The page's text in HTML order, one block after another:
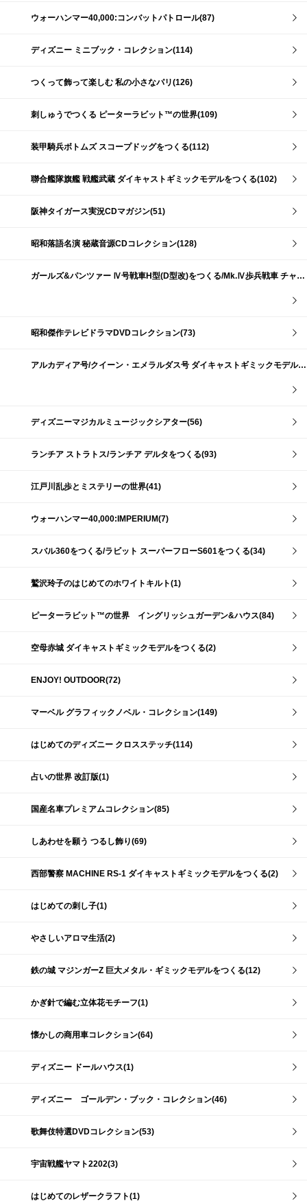
ウォーハンマー40,000:コンバットパトロール(87)
ディズニー ミニブック・コレクション(114)
つくって飾って楽しむ 私の小さなパリ(126)
刺しゅうでつくる ピーターラビット™の世界(109)
装甲騎兵ボトムズ スコープドッグをつくる(112)
聯合艦隊旗艦 戦艦武蔵 ダイキャストギミックモデルをつくる(102)
阪神タイガース実況CDマガジン(51)
昭和落語名演 秘蔵音源CDコレクション(128)
ガールズ&パンツァー Ⅳ号戦車H型(D型改)をつくる/Mk.Ⅳ歩兵戦車 チャーチルMk.Ⅶをつくる(191)
昭和傑作テレビドラマDVDコレクション(73)
アルカディア号/クイーン・エメラルダス号 ダイキャストギミックモデルをつくる(159)
ディズニーマジカルミュージックシアター(56)
ランチア ストラトス/ランチア デルタをつくる(93)
江戸川乱歩とミステリーの世界(41)
ウォーハンマー40,000:IMPERIUM(7)
スバル360をつくる/ラビット スーパーフローS601をつくる(34)
鷲沢玲子のはじめてのホワイトキルト(1)
ピーターラビット™の世界 イングリッシュガーデン&ハウス(84)
空母赤城 ダイキャストギミックモデルをつくる(2)
ENJOY! OUTDOOR(72)
マーベル グラフィックノベル・コレクション(149)
はじめてのディズニー クロスステッチ(114)
占いの世界 改訂版(1)
国産名車プレミアムコレクション(85)
しあわせを願う つるし飾り(69)
西部警察 MACHINE RS-1 ダイキャストギミックモデルをつくる(2)
はじめての刺し子(1)
やさしいアロマ生活(2)
鉄の城 マジンガーZ 巨大メタル・ギミックモデルをつくる(12)
かぎ針で編む立体花モチーフ(1)
懐かしの商用車コレクション(64)
ディズニー ドールハウス(1)
ディズニー ゴールデン・ブック・コレクション(46)
歌舞伎特選DVDコレクション(53)
宇宙戦艦ヤマト2202(3)
はじめてのレザークラフト(1)